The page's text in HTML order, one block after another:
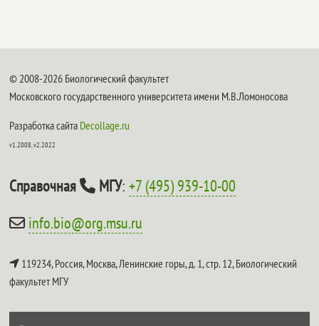
© 2008-2026 Биологический факультет
Московского государственного университета имени М.В.Ломоносова
Разработка сайта Decollage.ru
v1.2008, v2.2022
Справочная МГУ:+7 (495) 939-10-00
info.bio@org.msu.ru
119234, Россия, Москва, Ленинские горы, д. 1, стр. 12,Биологический
факультет МГУ